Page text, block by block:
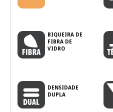
BIQUEIRA DE
FIBRA DE
VIDRO
DENSIDADE
DUPLA